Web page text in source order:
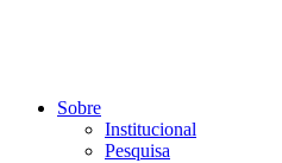
Sobre
Institucional
Pesquisa